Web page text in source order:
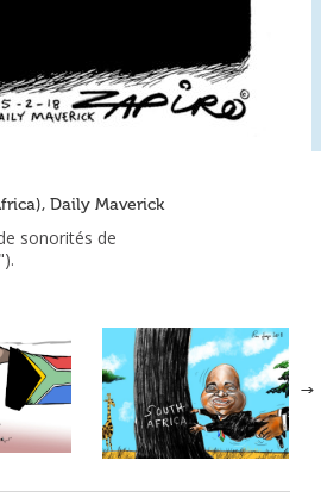
Daily Maverick
sonorités de